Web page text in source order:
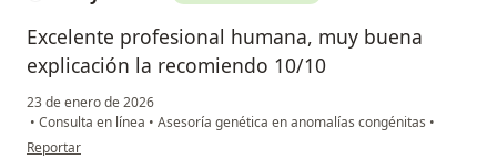
Excelente profesional humana, muy buena
explicación la recomiendo 10/10
23 de enero de 2026
• Consulta en línea • Asesoría genética en anomalías congénitas •
en opinión del usuario Leidy suarez
Reportar